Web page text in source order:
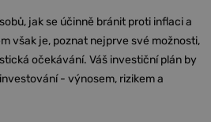
jak se účinně bránit proti inflaci a
však je, poznat nejprve své možnosti,
očekávání. Váš investiční plán by
- výnosem, rizikem a